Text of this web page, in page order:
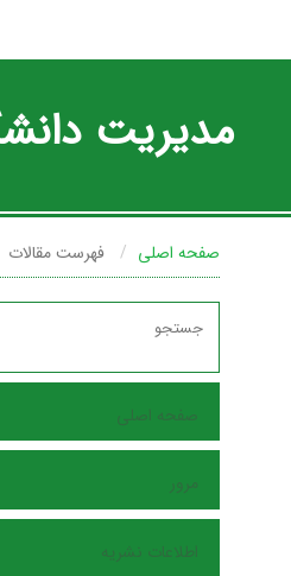
مدیریت
صفحه اصلی فهرست مقالات
صفحه اصلی
مرور
اطلاعات نشریه